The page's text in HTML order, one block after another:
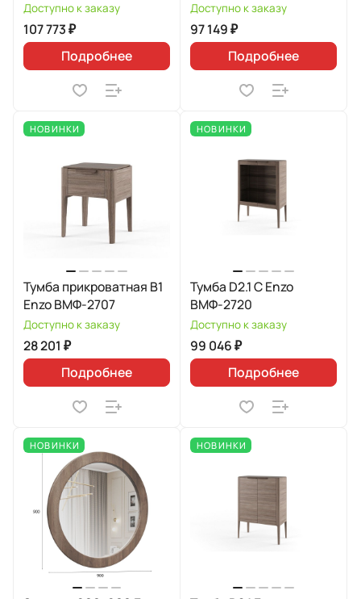
Доступно к заказу
107 773 ₽
Подробнее
Доступно к заказу
97 149 ₽
Подробнее
НОВИНКИ
Тумба прикроватная В1
Enzo ВМФ-2707
Доступно к заказу
28 201 ₽
Подробнее
НОВИНКИ
Тумба D2.1 C Enzo
ВМФ-2720
Доступно к заказу
99 046 ₽
Подробнее
НОВИНКИ НОВИНКИ